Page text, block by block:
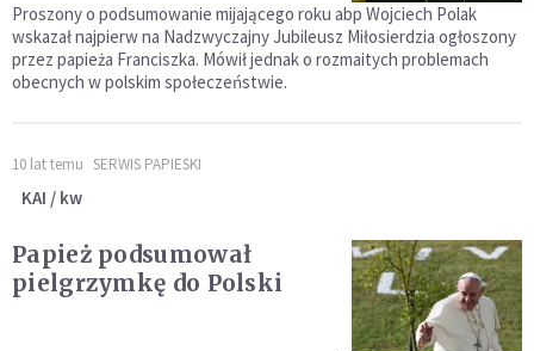
Proszony o podsumowanie mijającego roku abp Wojciech Polak
wskazał najpierw na Nadzwyczajny Jubileusz Miłosierdzia ogłoszony
przez papieża Franciszka. Mówił jednak o rozmaitych problemach
obecnych w polskim społeczeństwie.
10 lat temu SERWIS PAPIESKI
KAI / kw
Papież podsumował
pielgrzymkę do Polski